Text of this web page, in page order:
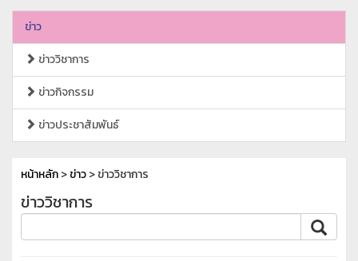
ข่าว
ข่าววิชาการ
ข่าวกิจกรรม
ข่าวประชาสัมพันธ์
หน้าหลัก>ข่าว> ข่าววิชาการ
ข่าววิชาการ